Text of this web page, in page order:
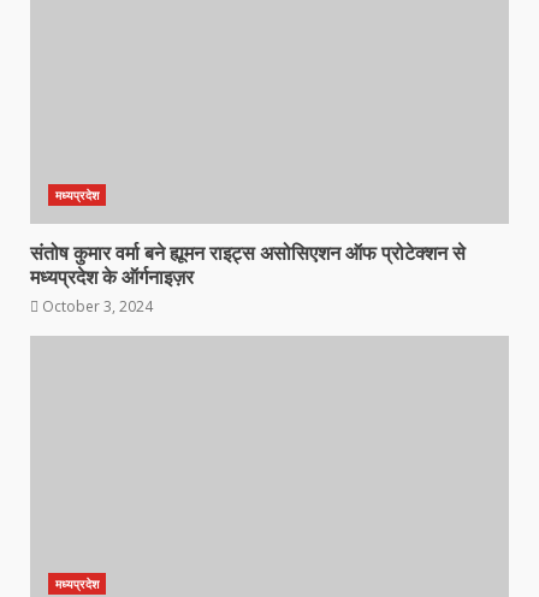
मध्यप्रदेश
संतोष कुमार वर्मा बने ह्यूमन राइट्स असोसिएशन ऑफ प्रोटेक्शन से
मध्यप्रदेश के ऑर्गनाइज़र
October 3, 2024
मध्यप्रदेश